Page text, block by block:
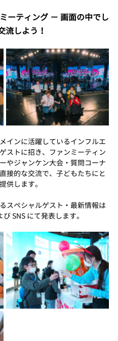
ーティング − 画面の中でし
流しよう！
インに活躍しているインフルエ
ストに招き、ファンミーティン
やジャンケン大会・質問コーナ
接的な交流で、子どもたちにと
供します。
スペシャルゲスト・最新情報は
SNS にて発表します。